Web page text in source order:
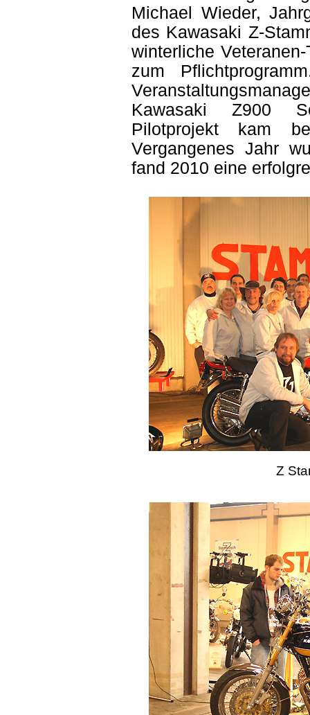
Michael Wieder,
des Kawasaki Z-
winterliche
zum
Kawasaki Z900
Pilotprojekt kam
Vergangenes Jahr
fand 2010 eine
Z